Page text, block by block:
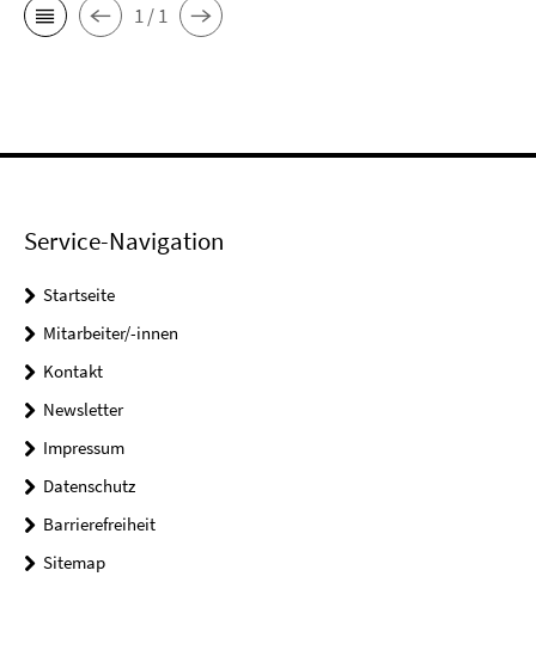
1 / 1
Service-Navigation
Startseite
Mitarbeiter/-innen
Kontakt
Newsletter
Impressum
Datenschutz
Barrierefreiheit
Sitemap